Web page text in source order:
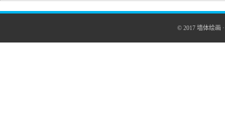
© 2017 墙体绘画